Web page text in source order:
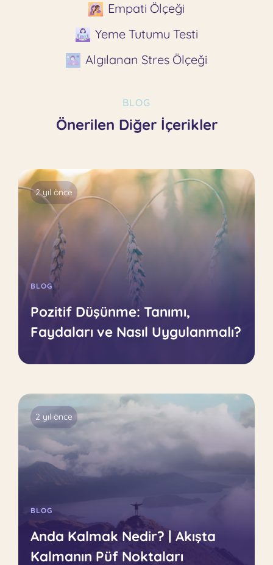
Empati Ölçeği
Yeme Tutumu Testi
Algılanan Stres Ölçeği
BLOG
Önerilen Diğer İçerikler
2 yıl önce
BLOG
Pozitif Düşünme: Tanımı,
Faydaları ve Nasıl Uygulanmalı?
2 yıl önce
BLOG
Anda Kalmak Nedir? | Akışta
Kalmanın Püf Noktaları